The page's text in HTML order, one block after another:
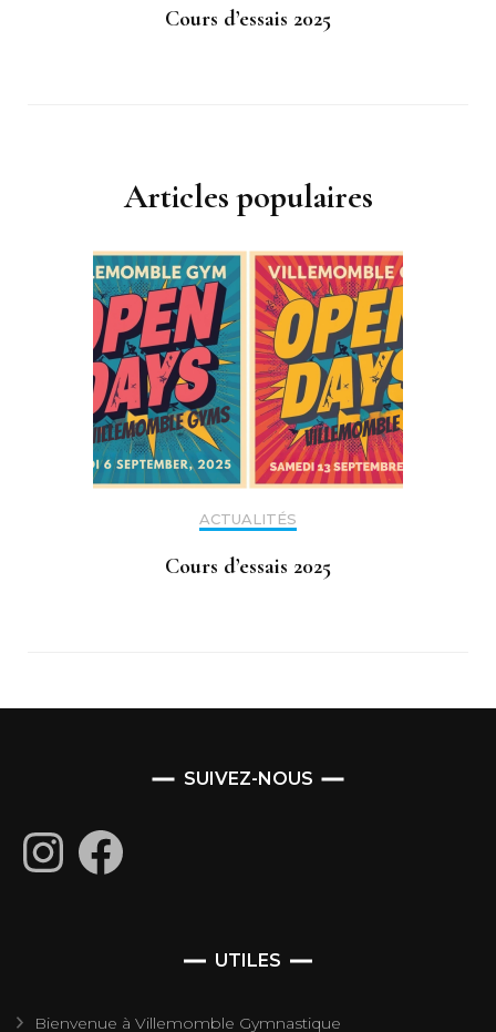
Cours d’essais 2025
Articles populaires
ACTUALITÉS
Cours d’essais 2025
SUIVEZ-NOUS
InstagramFacebook
UTILES
Bienvenue à Villemomble Gymnastique